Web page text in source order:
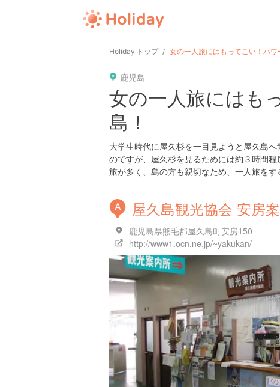
Holiday トップ 女の一人旅にはもってこい！パワ
鹿児島
女の一人旅にはも
島！
大学生時代に屋久杉を一目見ようと屋久島
のですが、屋久杉を見るためには約３時間
旅が多く、島の方も親切なため、一人旅をす
A 屋久島観光協会 安房
鹿児島県熊毛郡屋久島町安房150
http://www1.ocn.ne.jp/~yakukan/